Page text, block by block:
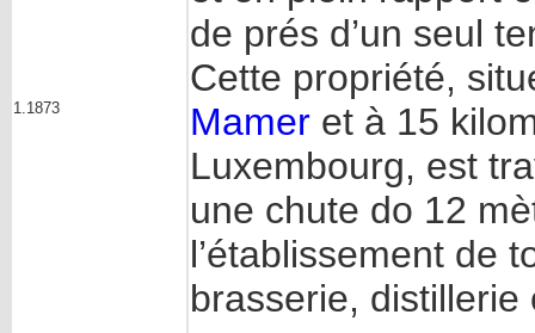
1.1873
de prés d’un seul
Cette propriété,
Mamer et à 15
Luxembourg, est
une chute do 12
l’établissement de
brasserie, distillerie